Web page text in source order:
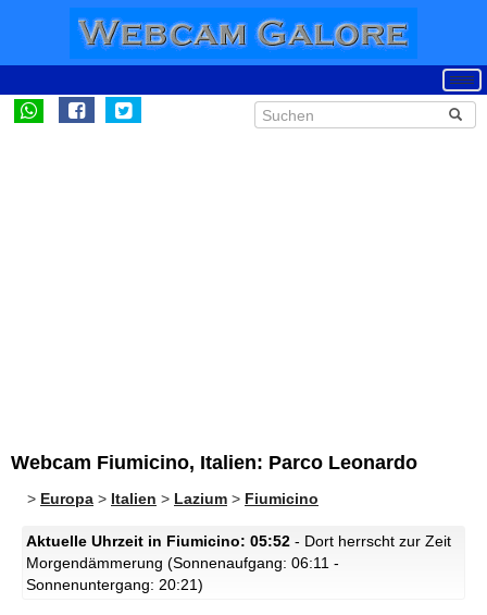
Webcam Fiumicino, Italien: Parco Leonardo
> Europa > Italien > Lazium > Fiumicino
Aktuelle Uhrzeit in Fiumicino: 05:52 - Dort herrscht zur Zeit
Morgendämmerung (Sonnenaufgang: 06:11 -
Sonnenuntergang: 20:21)